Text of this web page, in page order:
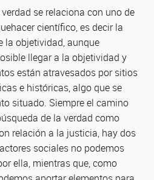
se relaciona con uno de
científico, es decir la
la objetividad, aunque
llegar a la objetividad y
están atravesados por sitios
e históricas, algo que se
situado. Siempre el camino
de la verdad como
relación a la justicia, hay dos
sociales no podemos
ella, mientras que, como